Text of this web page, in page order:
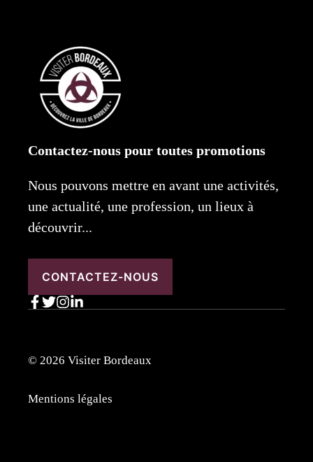
Contactez-nous pour toutes promotions
Nous pouvons mettre en avant une activités,
une actualité, une profession, un lieux à
découvrir...
CONTACTEZ-NOUS
© 2026 Visiter Bordeaux
Mentions légales